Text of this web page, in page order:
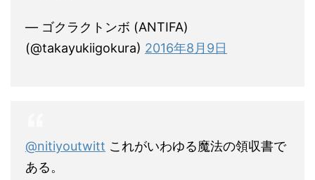
— ゴクラクトンボ (ANTIFA)
(@takayukiigokura) 2016年8月9日
@nitiyoutwitt これがいわゆる魔法の領収書で
ある。